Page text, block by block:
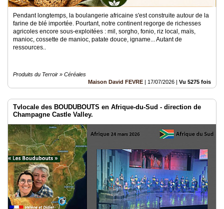
Pendant longtemps, la boulangerie africaine s'est construite autour de la
farine de blé importée. Pourtant, notre continent regorge de richesses
agricoles encore sous-exploitées : mil, sorgho, fonio, riz local, maïs,
manioc, cossette de manioc, patate douce, igname... Autant de
ressources..
Produits du Terroir » Céréales
Maison David FEVRE | 17/07/2026 | Vu 5275 fois
Tvlocale des BOUDUBOUTS en Afrique-du-Sud - direction de
Champagne Castle Valley.